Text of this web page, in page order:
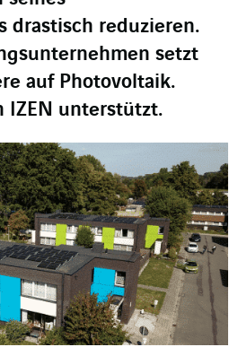
drastisch reduzieren.
setzt
auf Photovoltaik.
IZEN unterstützt.